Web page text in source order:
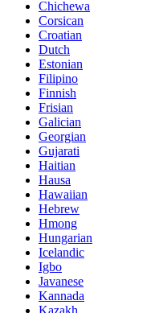
Chichewa
Corsican
Croatian
Dutch
Estonian
Filipino
Finnish
Frisian
Galician
Georgian
Gujarati
Haitian
Hausa
Hawaiian
Hebrew
Hmong
Hungarian
Icelandic
Igbo
Javanese
Kannada
Kazakh